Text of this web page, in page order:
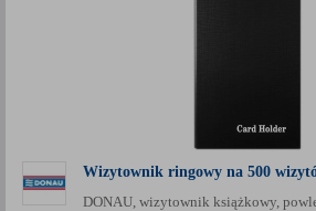
Wizytownik ringowy na 500
DONAU, wizytownik książkowy,